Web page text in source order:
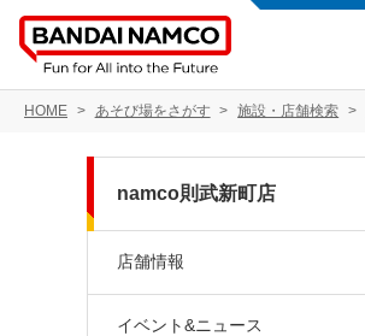
HOME あそび場をさがす 施設・店舗検索
namco則武新町店
店舗情報
イベント&ニュース